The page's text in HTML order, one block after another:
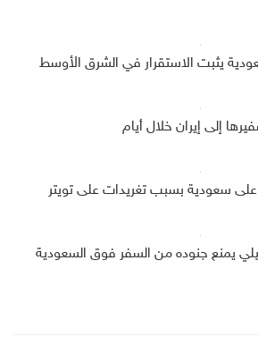
يثبت الاستقرار في الشرق الأوسط
إلى إيران خلال أيام
يمنع جنوده من السفر فوق السعودية